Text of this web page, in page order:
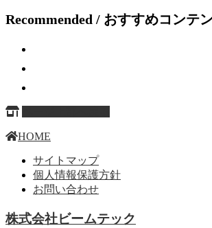
Recommended / おすすめコンテ
HOME
サイトマップ
個人情報保護方針
お問い合わせ
株式会社ビームテック